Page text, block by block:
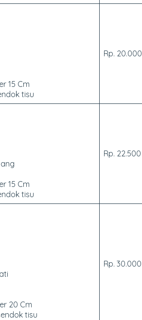
15 Cm
tisu
Rp. 20.000
15 Cm
tisu
Rp. 22.500
20 Cm
tisu
Rp. 30.000